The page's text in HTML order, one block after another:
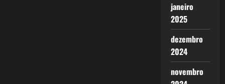
janeiro
2025
dezembro
2024
novembro